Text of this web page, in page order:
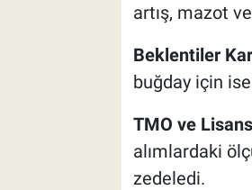
artış, mazot
Beklentiler
buğday için
TMO ve
alımlardaki
zedeledi.